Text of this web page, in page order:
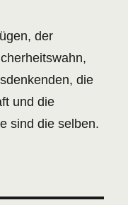
der
die
und die
sind die selben.